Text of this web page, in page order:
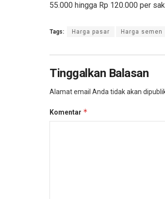
55.000 hingga Rp 120.000 per
Tags: Harga pasar Harga semen
Tinggalkan Balasan
Alamat email Anda tidak akan
Komentar *